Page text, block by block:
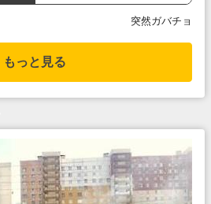
突然ガバチョ
もっと見る